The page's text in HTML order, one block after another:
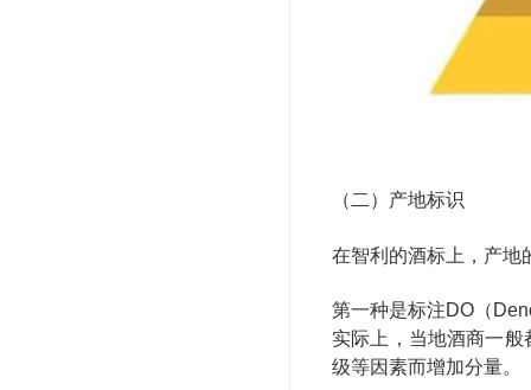
（二）产地标识
在智利的酒标上，产地
第一种是标注DO（
实际上，当地酒商一
级等因素而增加分量。